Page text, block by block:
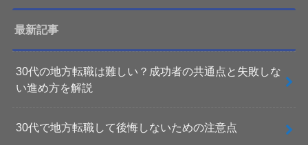
最新記事
30代の地方転職は難しい？成功者の共通点と失敗しな
い進め方を解説
30代で地方転職して後悔しないための注意点